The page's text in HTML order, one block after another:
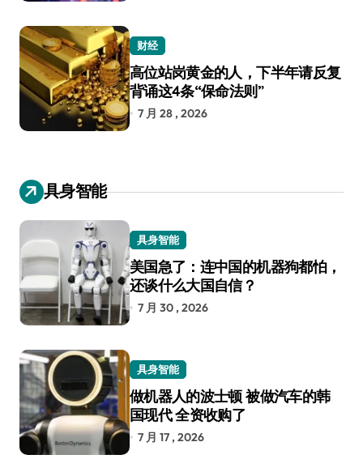
财经
高位站岗黄金的人，下半年请反复
背诵这4条“保命法则”
7 月 28 , 2026
具身智能
具身智能
美国急了：连中国的机器狗都怕，
还谈什么大国自信？
7 月 30 , 2026
具身智能
做机器人的波士顿 被做汽车的韩
国现代 全资收购了
7 月 17 , 2026